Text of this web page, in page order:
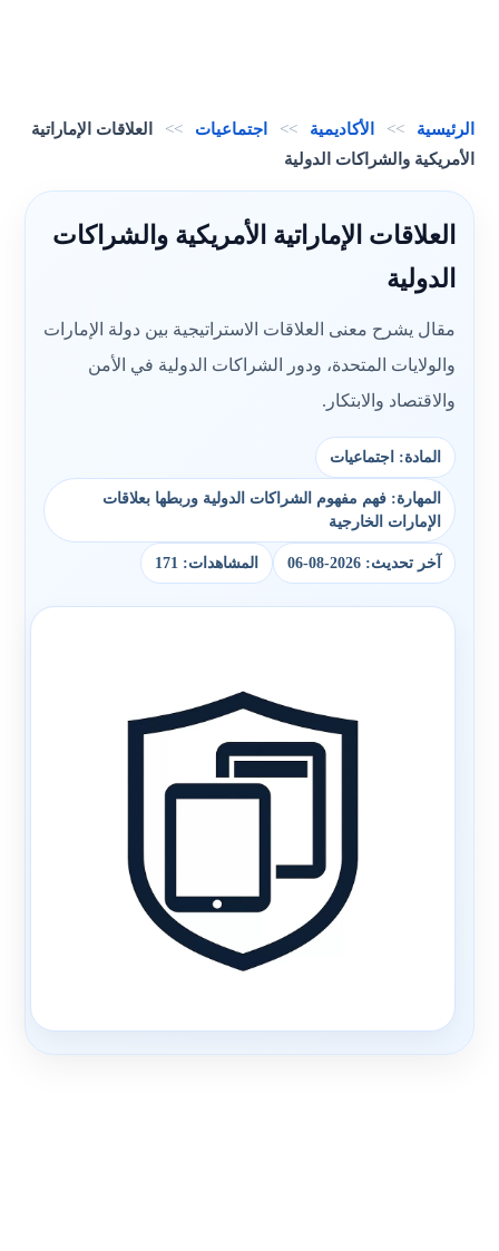
الرئيسية >> الأكاديمية >> اجتماعيات >>
العلاقات الإماراتية
الأمريكية والشراكات الدولية
العلاقات الإماراتية الأمريكية والشراكات
الدولية
مقال يشرح معنى العلاقات الاستراتيجية بين دولة الإمارات
والولايات المتحدة، ودور الشراكات الدولية في الأمن
والاقتصاد والابتكار.
المادة: اجتماعيات
المهارة: فهم مفهوم الشراكات الدولية وربطها بعلاقات
الإمارات الخارجية
آخر تحديث: 2026-08-06 المشاهدات: 171